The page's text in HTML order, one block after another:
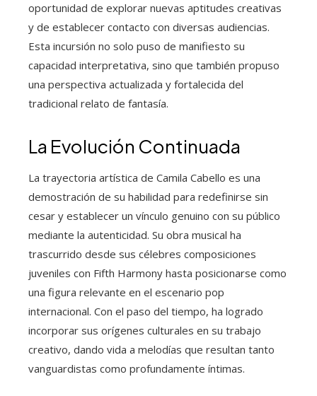
oportunidad de explorar nuevas aptitudes creativas
y de establecer contacto con diversas audiencias.
Esta incursión no solo puso de manifiesto su
capacidad interpretativa, sino que también propuso
una perspectiva actualizada y fortalecida del
tradicional relato de fantasía.
La Evolución Continuada
La trayectoria artística de Camila Cabello es una
demostración de su habilidad para redefinirse sin
cesar y establecer un vínculo genuino con su público
mediante la autenticidad. Su obra musical ha
trascurrido desde sus célebres composiciones
juveniles con Fifth Harmony hasta posicionarse como
una figura relevante en el escenario pop
internacional. Con el paso del tiempo, ha logrado
incorporar sus orígenes culturales en su trabajo
creativo, dando vida a melodías que resultan tanto
vanguardistas como profundamente íntimas.